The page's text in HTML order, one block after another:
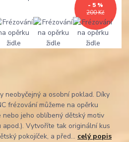
200 Kč
- 5 %
neobyčejný a osobní poklad. Díky
frézování můžeme na opěrku
nebo jeho oblíbený dětský motiv
apod.). Vytvoříte tak originální kus
pokojíček, a před... celý popis